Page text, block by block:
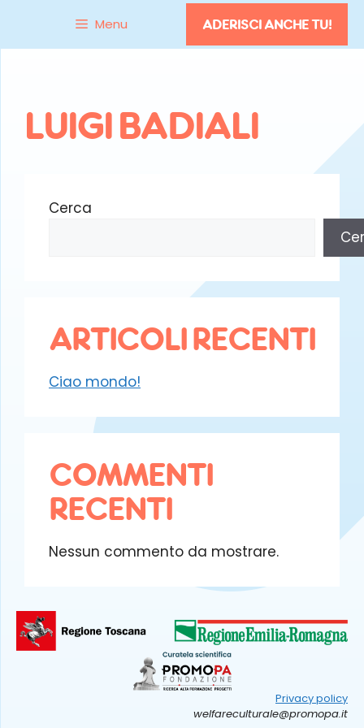
contenuto
Menu ADERISCI ANCHE TU!
LUIGI BADIALI
Cerca
ARTICOLI RECENTI
Ciao mondo!
COMMENTI
RECENTI
Nessun commento da mostrare.
Privacy policy
welfareculturale@promopa.it